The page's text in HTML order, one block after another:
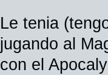
Le tenia
jugando al
con el